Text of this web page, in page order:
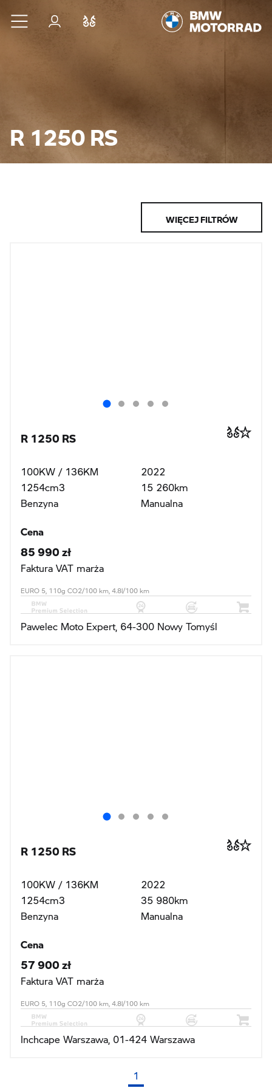
Przejdź do głównej treści
Zaloguj się
R 1250 RS
WIĘCEJ FILTRÓW
R 1250 RS
100KW / 136KM
1254cm3
Benzyna
2022
15 260km
Manualna
Cena
85 990 zł
Faktura VAT marża
EURO 5, 110g CO2/100 km, 4.8l/100 km
Pawelec Moto Expert, 64-300 Nowy Tomyśl
R 1250 RS
100KW / 136KM
1254cm3
Benzyna
2022
35 980km
Manualna
Cena
57 900 zł
Faktura VAT marża
EURO 5, 110g CO2/100 km, 4.8l/100 km
Inchcape Warszawa, 01-424 Warszawa
1